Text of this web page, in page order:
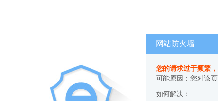
网站防火墙
您的请求过于频繁
可能原因：您对该
如何解决：